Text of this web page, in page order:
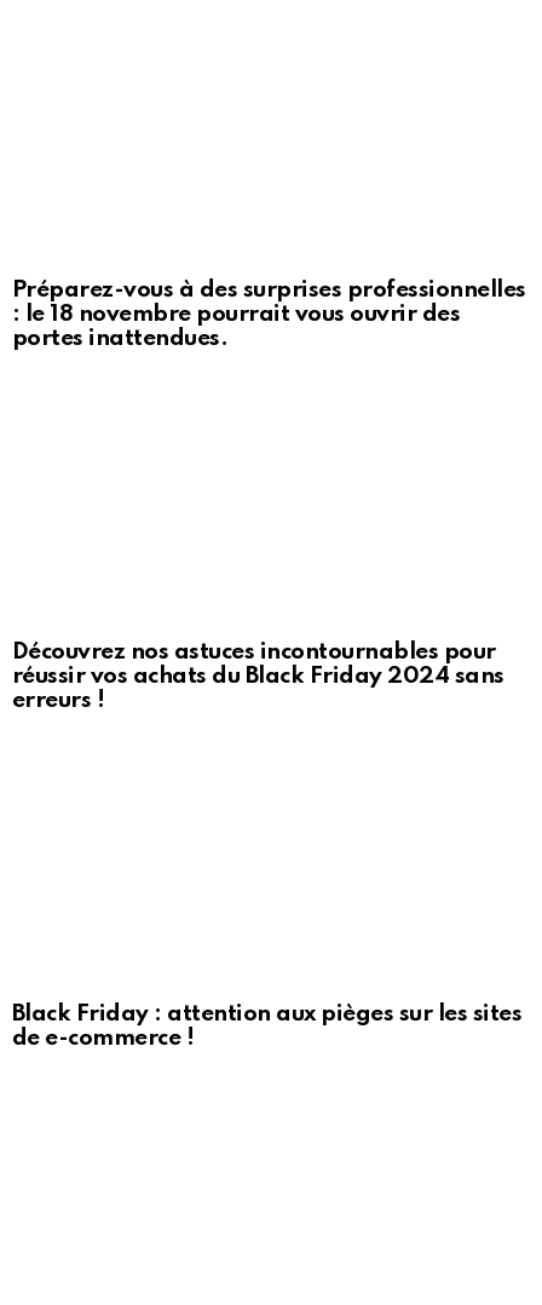
Préparez-vous à des surprises professionnelles
: le 18 novembre pourrait vous ouvrir des
portes inattendues.
Découvrez nos astuces incontournables pour
réussir vos achats du Black Friday 2024 sans
erreurs !
Black Friday : attention aux pièges sur les sites
de e-commerce !